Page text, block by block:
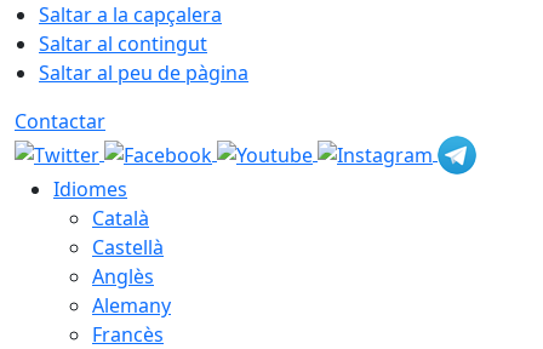
Saltar a la capçalera
Saltar al contingut
Saltar al peu de pàgina
Contactar
Idiomes
Català
Castellà
Anglès
Alemany
Francès